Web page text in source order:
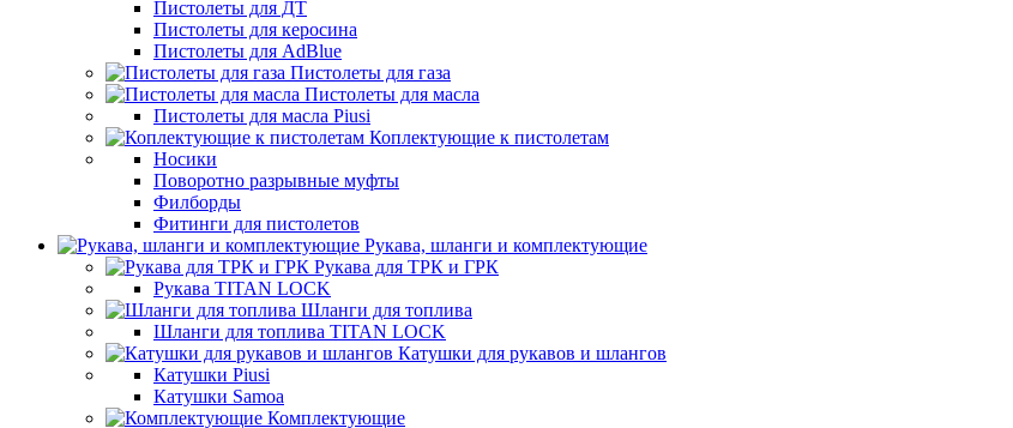
Пистолеты для ДТ
Пистолеты для керосина
Пистолеты для AdBlue
Пистолеты для газа
Пистолеты для масла
Пистолеты для масла Piusi
Коплектующие к пистолетам
Носики
Поворотно разрывные муфты
Филборды
Фитинги для пистолетов
Рукава, шланги и комплектующие
Рукава для ТРК и ГРК
Рукава TITAN LOCK
Шланги для топлива
Шланги для топлива TITAN LOCK
Катушки для рукавов и шлангов
Катушки Piusi
Катушки Samoa
Комплектующие